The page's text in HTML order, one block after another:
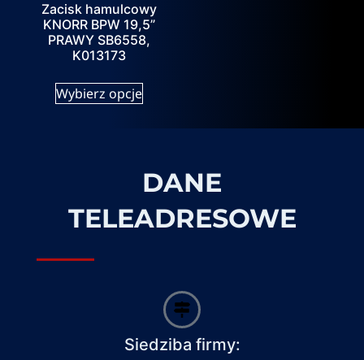
Zacisk hamulcowy
KNORR BPW 19,5”
PRAWY SB6558,
K013173
Wybierz opcje
DANE
TELEADRESOWE
Siedziba firmy: